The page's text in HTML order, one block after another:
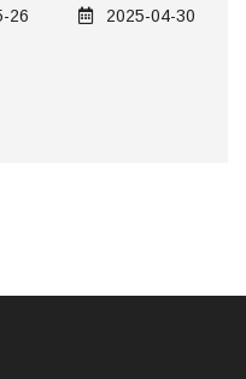
26 2025-04-30